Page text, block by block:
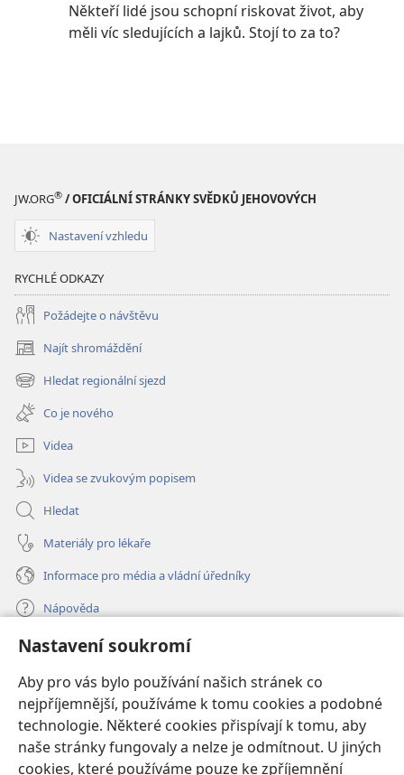
Nastavení soukromí
Aby pro vás bylo používání našich stránek co
nejpříjemnější, používáme k tomu cookies a podobné
technologie. Některé cookies přispívají k tomu, aby
naše stránky fungovaly a nelze je odmítnout. U jiných
cookies, které používáme pouze ke zpříjemnění
Někteří lidé jsou schopní riskovat život, aby
měli víc sledujících a lajků. Stojí to za to?
JW.ORG® / OFICIÁLNÍ STRÁNKY SVĚDKŮ JEHOVOVÝCH
Nastavení vzhledu
RYCHLÉ ODKAZY
Požádejte o návštěvu
Najít shromáždění
(otevřeno
nové
okno)
Hledat regionální sjezd
(otevřeno
nové
okno)
Co je nového
Videa
Videa se zvukovým popisem
Hledat
Materiály pro lékaře
Informace pro média a vládní úředníky
Nápověda
Dary
nové
okno) ONLINE KNIHOVNA Strážné věže
(otevřeno
nové
okno)JW Hub®
(otevřeno
nové